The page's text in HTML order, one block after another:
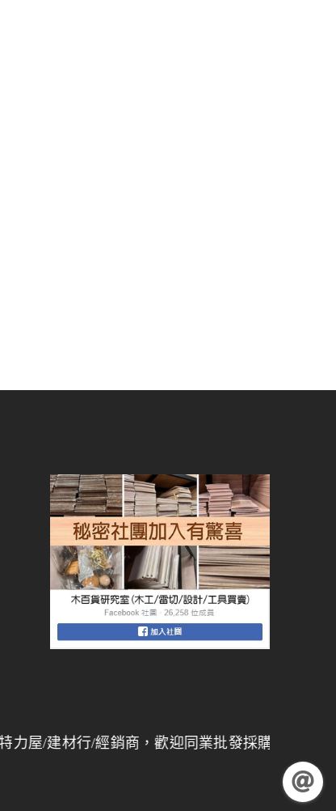
/經銷商，歡迎同業批發採購，量大另有折扣